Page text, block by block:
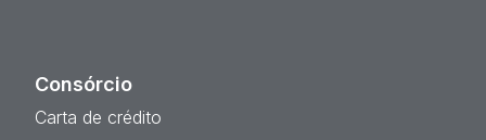
Consórcio
Carta de crédito